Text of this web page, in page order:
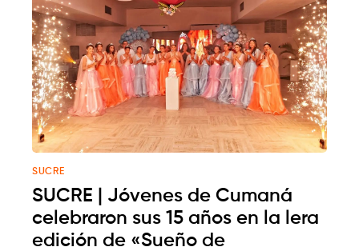
SUCRE
SUCRE | Jóvenes de Cumaná
celebraron sus 15 años en la lera
edición de «Sueño de